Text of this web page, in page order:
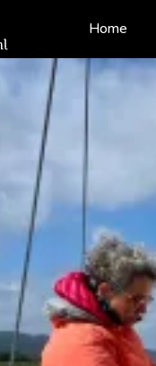
Home